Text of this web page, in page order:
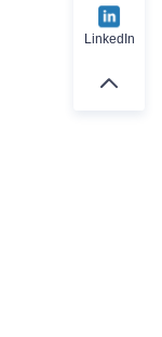
LinkedIn